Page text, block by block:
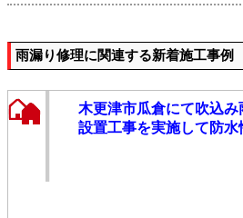
雨漏り修理に関連する新着施工事例
木更津市瓜倉にて吹込
設置工事を実施して防